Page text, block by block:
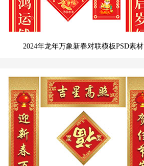
2024年龙年万象新春对联模板PSD素材